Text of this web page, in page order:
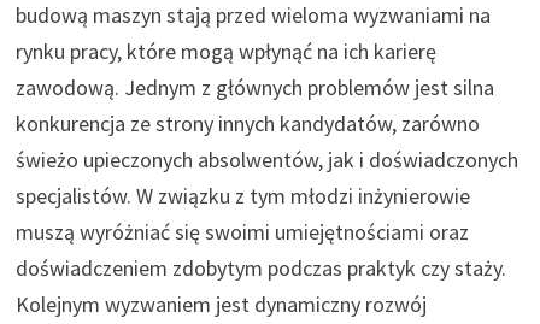
budową maszyn stają przed wieloma wyzwaniami na
rynku pracy, które mogą wpłynąć na ich karierę
zawodową. Jednym z głównych problemów jest silna
konkurencja ze strony innych kandydatów, zarówno
świeżo upieczonych absolwentów, jak i doświadczonych
specjalistów. W związku z tym młodzi inżynierowie
muszą wyróżniać się swoimi umiejętnościami oraz
doświadczeniem zdobytym podczas praktyk czy staży.
Kolejnym wyzwaniem jest dynamiczny rozwój